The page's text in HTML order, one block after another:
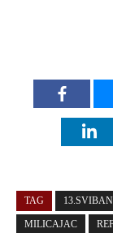
TAG
MILICAJAC